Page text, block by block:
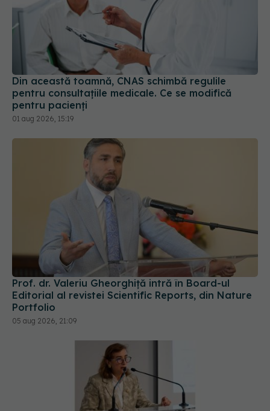
Din această toamnă, CNAS schimbă regulile
pentru consultațiile medicale. Ce se modifică
pentru pacienți
01 aug 2026, 15:19
Prof. dr. Valeriu Gheorghiță intră în Board-ul
Editorial al revistei Scientific Reports, din Nature
Portfolio
05 aug 2026, 21:09